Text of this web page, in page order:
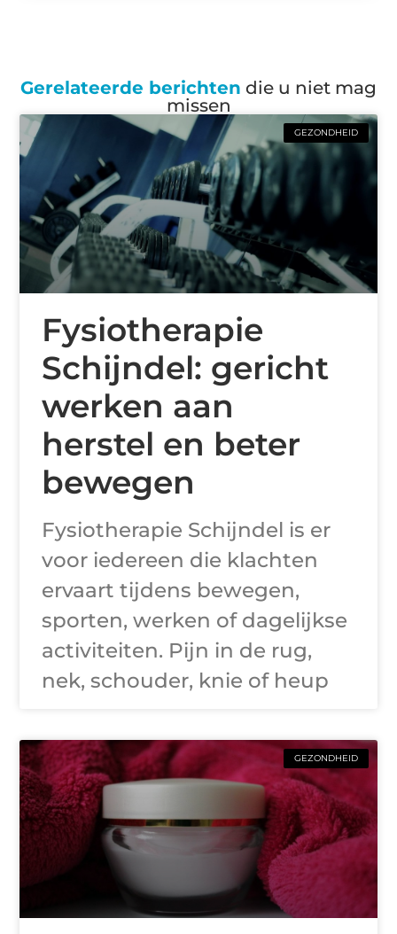
Gerelateerde berichten die u niet mag
missen
GEZONDHEID
Fysiotherapie
Schijndel: gericht
werken aan
herstel en beter
bewegen
Fysiotherapie Schijndel is er
voor iedereen die klachten
ervaart tijdens bewegen,
sporten, werken of dagelijkse
activiteiten. Pijn in de rug,
nek, schouder, knie of heup
GEZONDHEID